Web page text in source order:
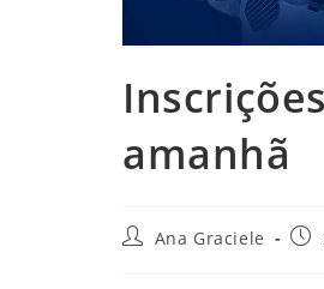
amanhã
AutorAna Graciele